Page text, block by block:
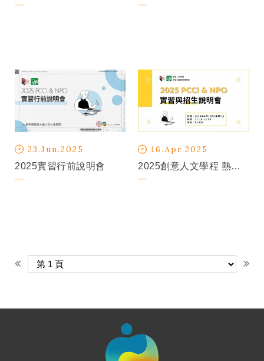
23.Jun.2025
2025實習行前說明會
16.Apr.2025
2025創意人文學程 熱烈招生中